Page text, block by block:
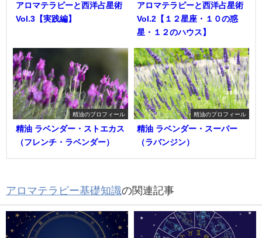
アロマテラピーと西洋占星術
Vol.3【実践編】
アロマテラピーと西洋占星術
Vol.2【１２星座・１０の惑
星・１２のハウス】
精油のプロフィール
精油 ラベンダー・ストエカス
（フレンチ・ラベンダー）
精油のプロフィール
精油 ラベンダー・スーパー
（ラバンジン）
アロマテラピー基礎知識の関連記事